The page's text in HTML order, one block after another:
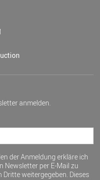
anmelden.
der Anmeldung erkläre ich
Newsletter per E-Mail zu
weitergegeben. Dieses